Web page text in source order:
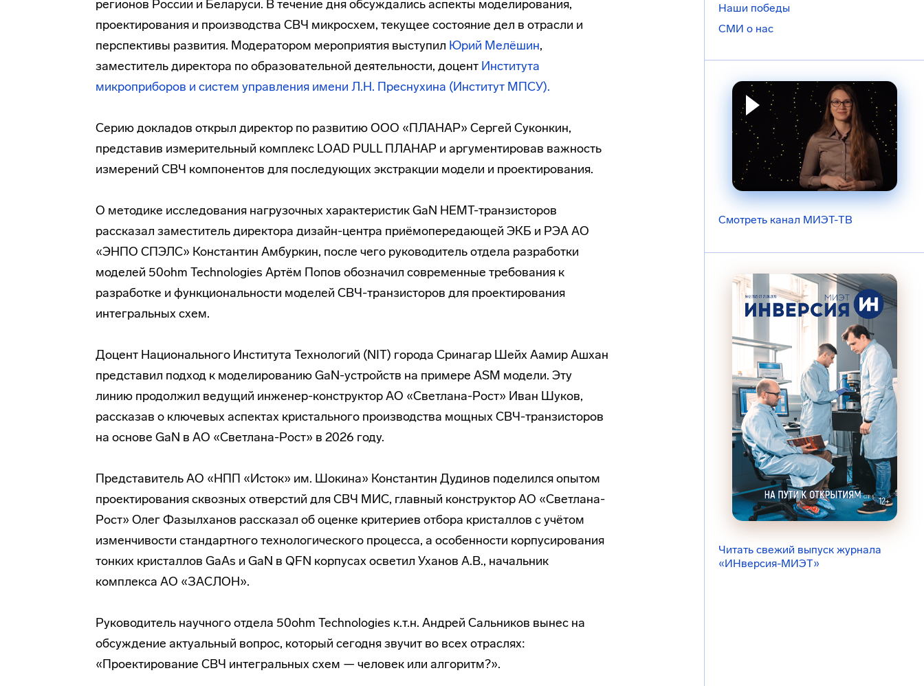
регионов России и Беларуси. В течение дня обсуждались аспекты моделирования,
проектирования и производства СВЧ микросхем, текущее состояние дел в отрасли и
перспективы развития. Модератором мероприятия выступил Юрий Мелёшин,
заместитель директора по образовательной деятельности, доцент Института
микроприборов и систем управления имени Л.Н. Преснухина (Институт МПСУ).
Серию докладов открыл директор по развитию ООО «ПЛАНАР» Сергей Суконкин,
представив измерительный комплекс LOAD PULL ПЛАНАР и аргументировав важность
измерений СВЧ компонентов для последующих экстракции модели и проектирования.
О методике исследования нагрузочных характеристик GaN HEMT-транзисторов
рассказал заместитель директора дизайн-центра приёмопередающей ЭКБ и РЭА АО
«ЭНПО СПЭЛС» Константин Амбуркин, после чего руководитель отдела разработки
моделей 50ohm Technologies Артём Попов обозначил современные требования к
разработке и функциональности моделей СВЧ-транзисторов для проектирования
интегральных схем.
Доцент Национального Института Технологий (NIT) города Сринагар Шейх Аамир Ашхан
представил подход к моделированию GaN-устройств на примере ASM модели. Эту
линию продолжил ведущий инженер-конструктор АО «Светлана-Рост» Иван Шуков,
рассказав о ключевых аспектах кристального производства мощных СВЧ-транзисторов
на основе GaN в АО «Светлана-Рост» в 2026 году.
Представитель АО «НПП «Исток» им. Шокина» Константин Дудинов поделился опытом
проектирования сквозных отверстий для СВЧ МИС, главный конструктор АО «Светлана-
Рост» Олег Фазылханов рассказал об оценке критериев отбора кристаллов с учётом
изменчивости стандартного технологического процесса, а особенности корпусирования
тонких кристаллов GaAs и GaN в QFN корпусах осветил Уханов А.В., начальник
комплекса АО «ЗАСЛОН».
Руководитель научного отдела 50ohm Technologies к.т.н. Андрей Сальников вынес на
обсуждение актуальный вопрос, который сегодня звучит во всех отраслях:
«Проектирование СВЧ интегральных схем — человек или алгоритм?».
Наши победы
СМИ о нас
Смотреть канал МИЭТ-ТВ
Читать свежий выпуск журнала
«ИНверсия-МИЭТ»